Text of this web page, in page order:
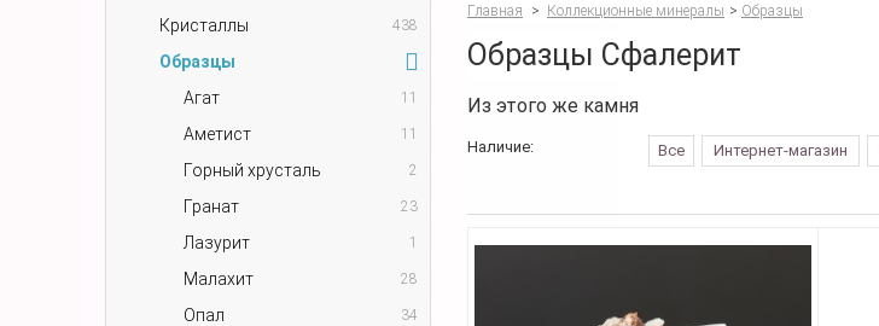
Кристаллы 438
Образцы
Агат
11
Аметист 11
Горный хрусталь 2
Гранат 23
Лазурит 1
Малахит 28
Опал 34
Главная > Коллекционные минералы > Образцы
Образцы Сфалерит
Из этого же камня
Наличие: Все Интернет-магазин